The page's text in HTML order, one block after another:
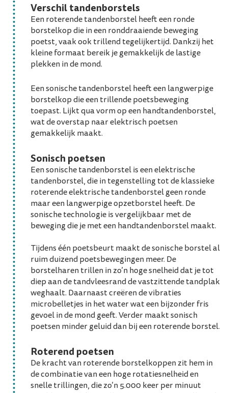
Verschil tandenborstels
Een roterende tandenborstel heeft een ronde
borstelkop die in een ronddraaiende beweging
poetst, vaak ook trillend tegelijkertijd. Dankzij het
kleine formaat bereik je gemakkelijk de lastige
plekken in de mond.
Een sonische tandenborstel heeft een langwerpige
borstelkop die een trillende poetsbeweging
toepast. Lijkt qua vorm op een handtandenborstel,
wat de overstap naar elektrisch poetsen
gemakkelijk maakt.
Sonisch poetsen
Een sonische tandenborstel is een elektrische
tandenborstel, die in tegenstelling tot de klassieke
roterende elektrische tandenborstel geen ronde
maar een langwerpige opzetborstel heeft. De
sonische technologie is vergelijkbaar met de
beweging die je met een handtandenborstel maakt.
Tijdens één poetsbeurt maakt de sonische borstel al
ruim duizend poetsbewegingen meer. De
borstelharen trillen in zo’n hoge snelheid dat je tot
diep aan de tandvleesrand de vastzittende tandplak
weghaalt. Daarnaast creëren de vibraties
microbelletjes in het water wat een bijzonder fris
gevoel in de mond geeft. Verder maakt sonisch
poetsen minder geluid dan bij een roterende borstel.
Roterend poetsen
De kracht van roterende borstelkoppen zit hem in
de combinatie van een hoge rotatiesnelheid en
snelle trillingen, die zo’n 5.000 keer per minuut